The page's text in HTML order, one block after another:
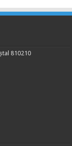
810210